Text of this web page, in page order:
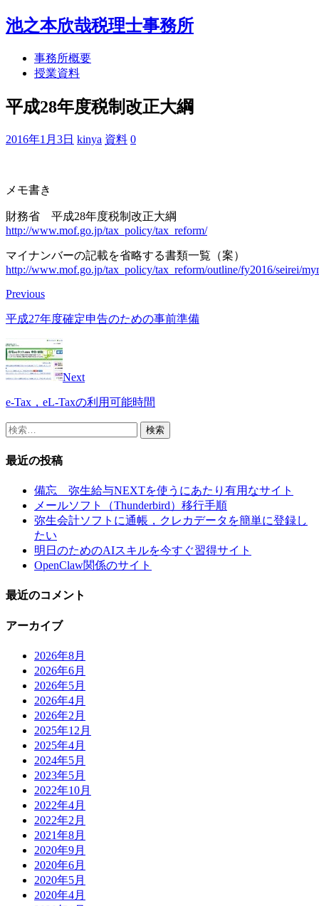
池之本欣哉税理士事務所
事務所概要
授業資料
平成28年度税制改正大綱
2016年1月3日 kinya 資料 0
メモ書き
財務省 平成28年度税制改正大綱
http://www.mof.go.jp/tax_policy/tax_reform/
マイナンバーの記載を省略する書類一覧（案）
http://www.mof.go.jp/tax_policy/tax_reform/outline/fy2016/seirei/
Previous
平成27年度確定申告のための事前準備
Next
e-Tax，eL-Taxの利用可能時間
検
最近の投稿
備忘 弥生給与NEXTを使うにあたり有用なサイト
メールソフト（Thunderbird）移行手順
弥生会計ソフトに通帳，クレカデータを簡単に登録し
たい
明日のためのAIスキルを今すぐ習得サイト
OpenClaw関係のサイト
最近のコメント
アーカイブ
2026年8月
2026年6月
2026年5月
2026年4月
2026年2月
2025年12月
2025年4月
2024年5月
2023年5月
2022年10月
2022年4月
2022年2月
2021年8月
2020年9月
2020年6月
2020年5月
2020年4月